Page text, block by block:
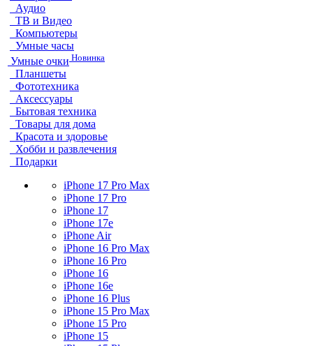
Аудио
ТВ и Видео
Компьютеры
Умные часы
Умные очки Новинка
Планшеты
Фототехника
Аксессуары
Бытовая техника
Товары для дома
Красота и здоровье
Хобби и развлечения
Подарки
iPhone 17 Pro Max
iPhone 17 Pro
iPhone 17
iPhone 17e
iPhone Air
iPhone 16 Pro Max
iPhone 16 Pro
iPhone 16
iPhone 16e
iPhone 16 Plus
iPhone 15 Pro Max
iPhone 15 Pro
iPhone 15